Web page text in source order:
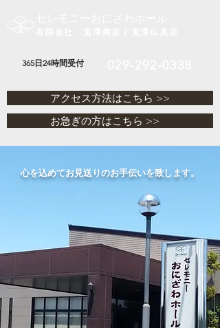
365日24時間受付
アクセス方法はこちら >>
お急ぎの方はこちら >>
心を込めてお見送りのお手伝いを致します。